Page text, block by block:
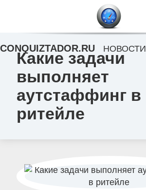
Какие задачи
выполняет
аутстаффинг в
ритейле
CONQUIZTADOR.RU НОВОСТИ